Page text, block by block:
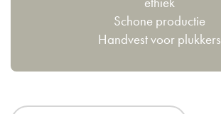
Schone productie
Handvest voor plukkers